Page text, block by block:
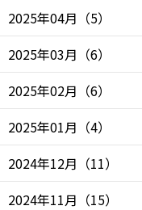
2025年04月 （5）
2025年03月 （6）
2025年02月 （6）
2025年01月 （4）
2024年12月 （11）
2024年11月 （15）